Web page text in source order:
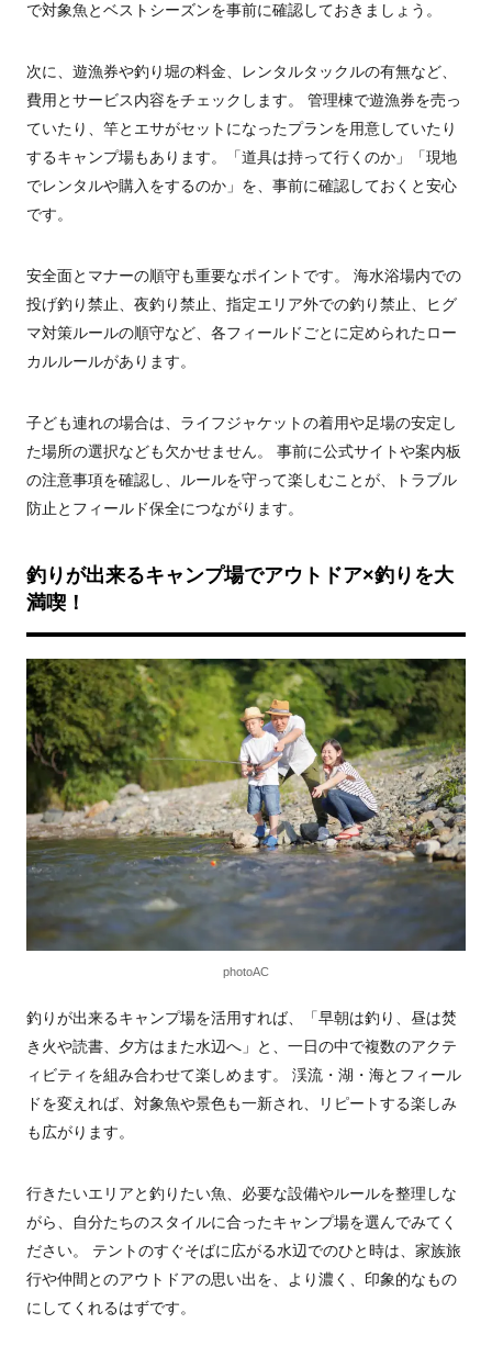
で対象魚とベストシーズンを事前に確認しておきましょう。
次に、遊漁券や釣り堀の料金、レンタルタックルの有無など、
費用とサービス内容をチェックします。 管理棟で遊漁券を売っ
ていたり、竿とエサがセットになったプランを用意していたり
するキャンプ場もあります。「道具は持って行くのか」「現地
でレンタルや購入をするのか」を、事前に確認しておくと安心
です。
安全面とマナーの順守も重要なポイントです。 海水浴場内での
投げ釣り禁止、夜釣り禁止、指定エリア外での釣り禁止、ヒグ
マ対策ルールの順守など、各フィールドごとに定められたロー
カルルールがあります。
子ども連れの場合は、ライフジャケットの着用や足場の安定し
た場所の選択なども欠かせません。 事前に公式サイトや案内板
の注意事項を確認し、ルールを守って楽しむことが、トラブル
防止とフィールド保全につながります。
釣りが出来るキャンプ場でアウトドア×釣りを大
満喫！
photoAC
釣りが出来るキャンプ場を活用すれば、「早朝は釣り、昼は焚
き火や読書、夕方はまた水辺へ」と、一日の中で複数のアクテ
ィビティを組み合わせて楽しめます。 渓流・湖・海とフィール
ドを変えれば、対象魚や景色も一新され、リピートする楽しみ
も広がります。
行きたいエリアと釣りたい魚、必要な設備やルールを整理しな
がら、自分たちのスタイルに合ったキャンプ場を選んでみてく
ださい。 テントのすぐそばに広がる水辺でのひと時は、家族旅
行や仲間とのアウトドアの思い出を、より濃く、印象的なもの
にしてくれるはずです。